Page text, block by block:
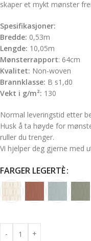
skaper et mykt mønster
Spesifikasjoner:
Bredde: 0,53m
Lengde: 10,05m
Mønsterrapport: 64cm
Kvalitet: Non-woven
Brannklasse: B s1,d0
Vekt i g/m²: 130
Normal leveringstid etter
Husk å ta høyde for
ruller du trenger.
Vi hjelper deg gjerne med
FARGER LEGERTÈ